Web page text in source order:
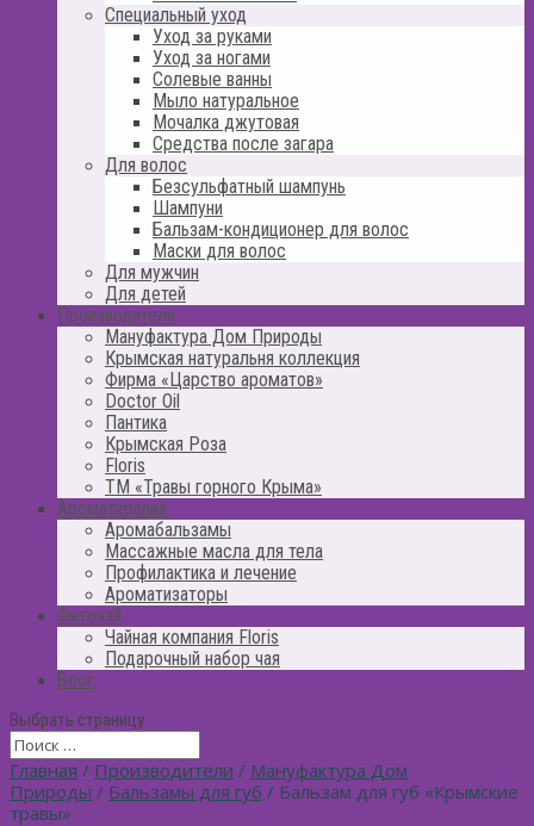
Специальный уход
Уход за руками
Уход за ногами
Солевые ванны
Мыло натуральное
Мочалка джутовая
Средства после загара
Для волос
Безсульфатный шампунь
Шампуни
Бальзам-кондиционер для волос
Маски для волос
Для мужчин
Для детей
Производители
Мануфактура Дом Природы
Крымская натуральня коллекция
Фирма «Царство ароматов»
Doctor Oil
Пантика
Крымская Роза
Floris
ТМ «Травы горного Крыма»
Ароматерапия
Аромабальзамы
Массажные масла для тела
Профилактика и лечение
Ароматизаторы
Фиточай
Чайная компания Floris
Подарочный набор чая
Блог
Выбрать страницу
Главная / Производители / Мануфактура Дом
Природы / Бальзамы для губ / Бальзам для губ «Крымские
травы»